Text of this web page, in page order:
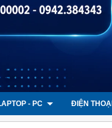
- PC ĐIỆN THOẠI